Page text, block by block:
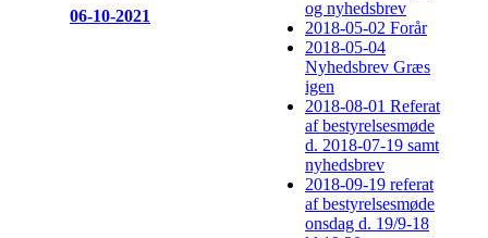
06-10-2021
og nyhedsbrev
2018-05-02 Forår
2018-05-04
Nyhedsbrev Græs
igen
2018-08-01 Referat
af bestyrelsesmøde
d. 2018-07-19 samt
nyhedsbrev
2018-09-19 referat
af bestyrelsesmøde
onsdag d. 19/9-18